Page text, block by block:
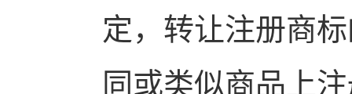
定，转让注册商
同或类似商品上